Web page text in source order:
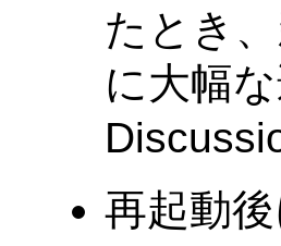
たとき
に大幅
再起動